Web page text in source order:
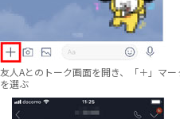
友人Aとのトーク画面を開き、「＋」マ
を選ぶ